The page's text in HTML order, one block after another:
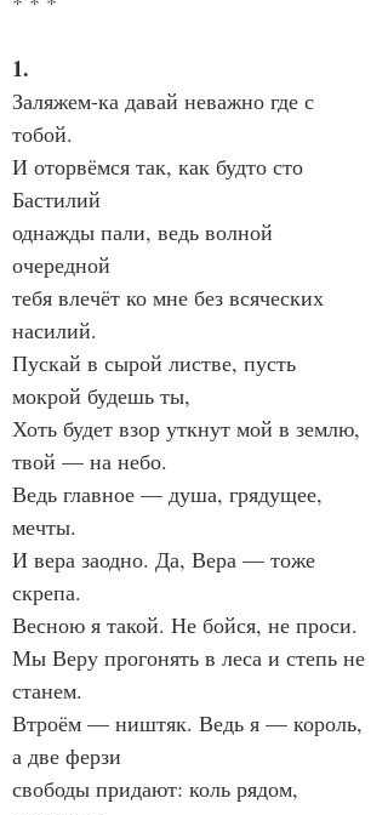
1.
Заляжем-ка давай неважно где с
тобой.
И оторвёмся так, как будто сто
Бастилий
однажды пали, ведь волной
очередной
тебя влечёт ко мне без всяческих
насилий.
Пускай в сырой листве, пусть
мокрой будешь ты,
Хоть будет взор уткнут мой в землю,
твой — на небо.
Ведь главное — душа, грядущее,
мечты.
И вера заодно. Да, Вера — тоже
скрепа.
Весною я такой. Не бойся, не проси.
Мы Веру прогонять в леса и степь не
станем.
Втроём — ништяк. Ведь я — король,
а две ферзи
свободы придают: коль рядом,